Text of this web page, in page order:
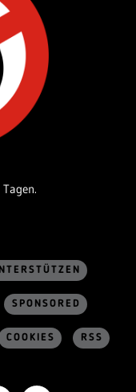
Tagen.
SPONSORED
COOKIES RSS